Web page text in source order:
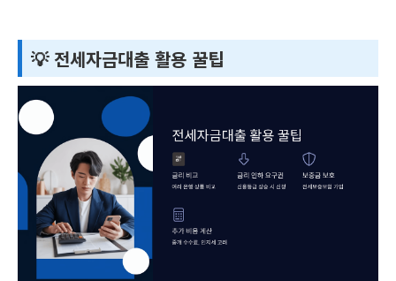
💡 전세자금대출 활용 꿀팁